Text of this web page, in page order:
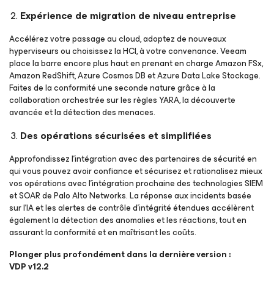
Expérience de migration de niveau entreprise
Accélérez votre passage au cloud, adoptez de nouveaux
hyperviseurs ou choisissez la HCI, à votre convenance. Veeam
place la barre encore plus haut en prenant en charge Amazon FSx,
Amazon RedShift, Azure Cosmos DB et Azure Data Lake Stockage.
Faites de la conformité une seconde nature grâce à la
collaboration orchestrée sur les règles YARA, la découverte
avancée et la détection des menaces.
Des opérations sécurisées et simplifiées
Approfondissez l’intégration avec des partenaires de sécurité en
qui vous pouvez avoir confiance et sécurisez et rationalisez mieux
vos opérations avec l’intégration prochaine des technologies SIEM
et SOAR de Palo Alto Networks. La réponse aux incidents basée
sur l’IA et les alertes de contrôle d’intégrité étendues accélèrent
également la détection des anomalies et les réactions, tout en
assurant la conformité et en maîtrisant les coûts.
Plonger plus profondément dans la dernière version :
VDP v12.2